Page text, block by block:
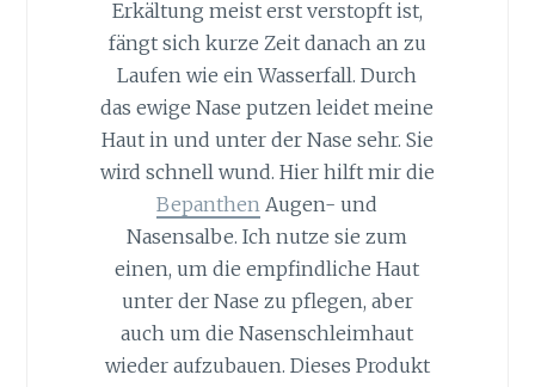
Erkältung meist erst verstopft ist,
fängt sich kurze Zeit danach an zu
Laufen wie ein Wasserfall. Durch
das ewige Nase putzen leidet meine
Haut in und unter der Nase sehr. Sie
wird schnell wund. Hier hilft mir die
Bepanthen Augen- und
Nasensalbe. Ich nutze sie zum
einen, um die empfindliche Haut
unter der Nase zu pflegen, aber
auch um die Nasenschleimhaut
wieder aufzubauen. Dieses Produkt